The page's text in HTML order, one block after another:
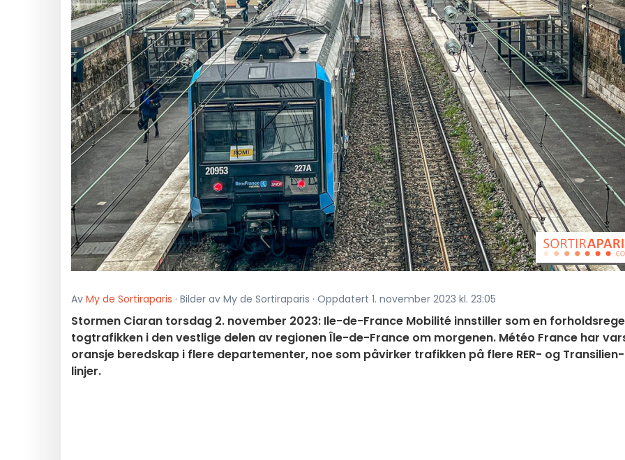
Av My de Sortiraparis · Bilder av My de Sortiraparis · Oppdatert 1. november 2023 kl. 23:05
Stormen Ciaran torsdag 2. november 2023: Ile-de-France Mobilité innstiller som en
togtrafikken i den vestlige delen av regionen Île-de-France om morgenen. Météo France har
oransje beredskap i flere departementer, noe som påvirker trafikken på flere RER- og Transilien-
linjer.